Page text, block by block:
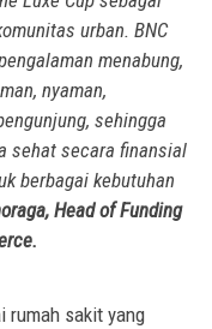
urban. BNC
menabung,
nyaman,
sehingga
sehat secara finansial
berbagai kebutuhan
Head of Funding
rumah sakit yang